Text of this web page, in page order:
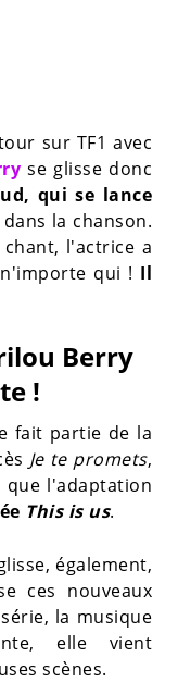
sur TF1 avec
se glisse donc
qui se lance
la chanson.
l'actrice a
qui ! Il
Berry
!
fait partie de la
Je te promets,
que l'adaptation
This is us.
également,
ces nouveaux
la musique
elle vient
scènes.